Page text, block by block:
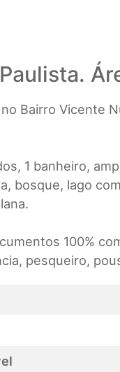
Bairro Vicente
1 banheiro,
bosque, lago
100%
pesqueiro,